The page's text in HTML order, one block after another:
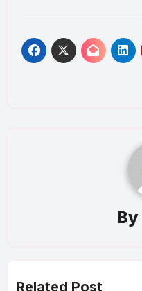
By
Related Post